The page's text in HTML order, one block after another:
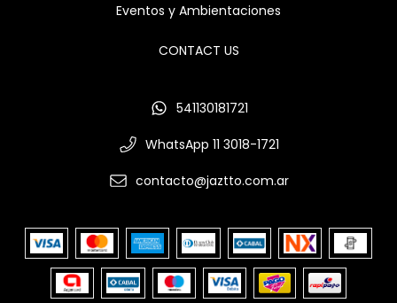
Eventos y Ambientaciones
CONTACT US
541130181721
WhatsApp 11 3018-1721
contacto@jaztto.com.ar